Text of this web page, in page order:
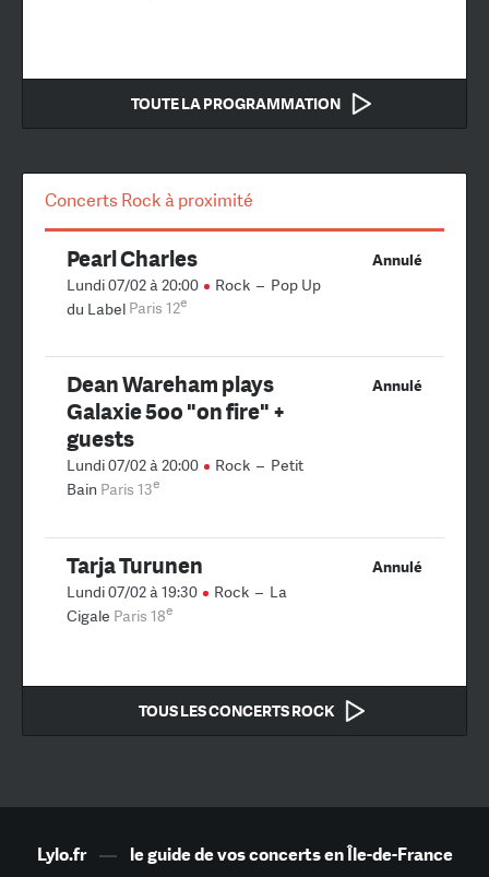
TOUTE LA PROGRAMMATION
Concerts Rock à proximité
Annulé
Pearl Charles
Lundi 07/02 à 20:00 Rock – Pop Up
du Label Paris 12e
Annulé
Dean Wareham plays
Galaxie 5oo "on fire" +
guests
Lundi 07/02 à 20:00 Rock – Petit
Bain Paris 13e
Annulé
Tarja Turunen
Lundi 07/02 à 19:30 Rock – La
Cigale Paris 18e
TOUS LES CONCERTS ROCK
Lylo.fr— le guide de vos concerts en Île-de-France